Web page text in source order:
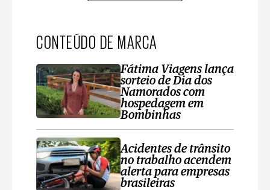
CONTEÚDO DE MARCA
Fátima Viagens lança
sorteio de Dia dos
Namorados com
hospedagem em
Bombinhas
Acidentes de trânsito
no trabalho acendem
alerta para empresas
brasileiras